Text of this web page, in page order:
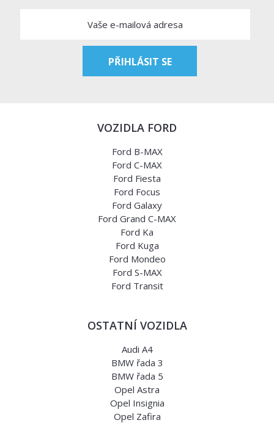
VOZIDLA FORD
Ford B-MAX
Ford C-MAX
Ford Fiesta
Ford Focus
Ford Galaxy
Ford Grand C-MAX
Ford Ka
Ford Kuga
Ford Mondeo
Ford S-MAX
Ford Transit
OSTATNÍ VOZIDLA
Audi A4
BMW řada 3
BMW řada 5
Opel Astra
Opel Insignia
Opel Zafira